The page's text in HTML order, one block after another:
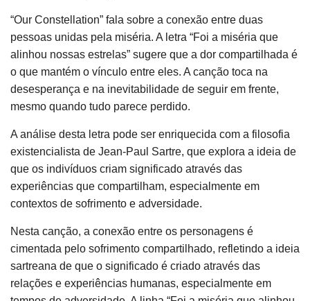
“Our Constellation” fala sobre a conexão entre duas
pessoas unidas pela miséria. A letra “Foi a miséria que
alinhou nossas estrelas” sugere que a dor compartilhada é
o que mantém o vínculo entre eles. A canção toca na
desesperança e na inevitabilidade de seguir em frente,
mesmo quando tudo parece perdido.
A análise desta letra pode ser enriquecida com a filosofia
existencialista de Jean-Paul Sartre, que explora a ideia de
que os indivíduos criam significado através das
experiências que compartilham, especialmente em
contextos de sofrimento e adversidade.
Nesta canção, a conexão entre os personagens é
cimentada pelo sofrimento compartilhado, refletindo a ideia
sartreana de que o significado é criado através das
relações e experiências humanas, especialmente em